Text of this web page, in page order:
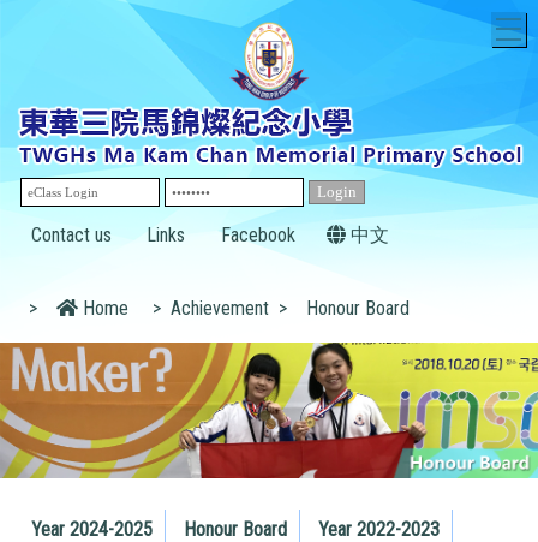
Contact us Links Facebook 中文
> Home > Achievement > Honour Board
Year 2024-2025 Honour Board Year 2022-2023